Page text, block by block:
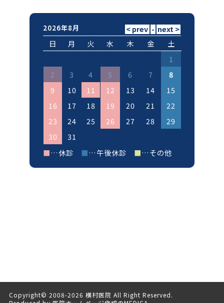
2026年8月
日 月 火 水 木 金
土
1
2
3 4 5 6 7
8
9
10 11 12 13 14
15
16
17 18 19 20 21
22
23
24 25 26 27 28
29
30
31
■…休診 ■…午後休診 ■…その他
Copyright© 2008-2026 横村医院 All Right Reserved.